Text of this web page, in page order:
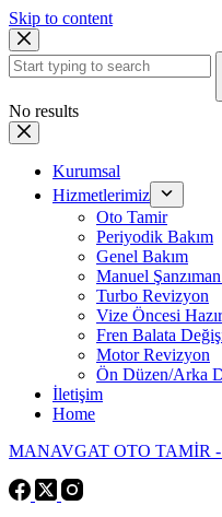
Skip to content
No results
Kurumsal
Hizmetlerimiz
Oto Tamir
Periyodik Bakım
Genel Bakım
Manuel
Turbo Revizyon
Vize Öncesi
Fren Balata
Motor Revizyon
Ön Düzen/Arka
İletişim
Home
MANAVGAT OTO TAMİR -